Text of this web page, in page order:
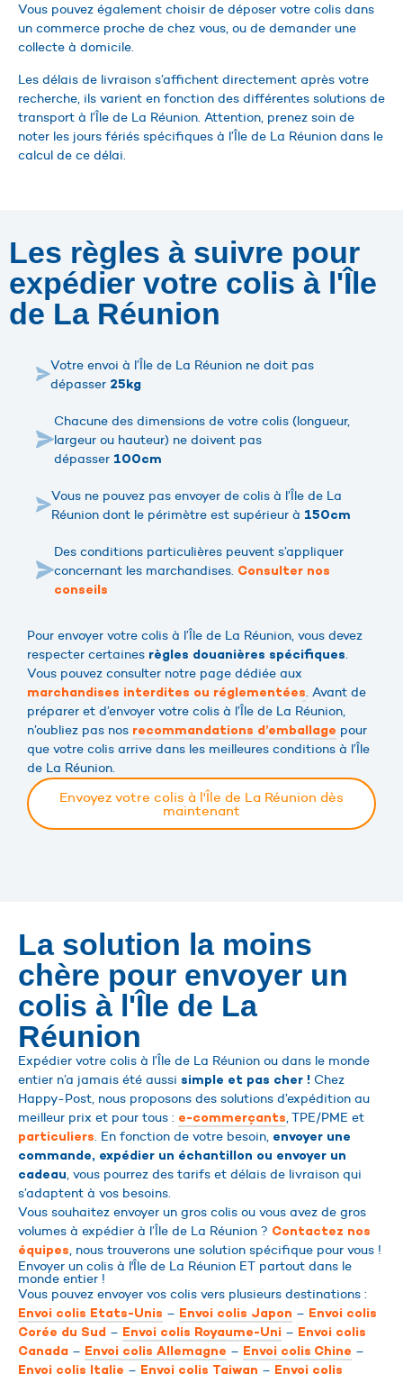
Vous pouvez également choisir de déposer votre colis dans
un commerce proche de chez vous, ou de demander une
collecte à domicile.
Les délais de livraison s’affichent directement après votre
recherche, ils varient en fonction des différentes solutions de
transport à l’Île de La Réunion. Attention, prenez soin de
noter les jours fériés spécifiques à l’Île de La Réunion dans le
calcul de ce délai.
Les règles à suivre pour
expédier votre colis à l'Île
de La Réunion
Votre envoi à l’Île de La Réunion ne doit pas
dépasser 25kg
Chacune des dimensions de votre colis (longueur,
largeur ou hauteur) ne doivent pas
dépasser100cm
Vous ne pouvez pas envoyer de colis à l’Île de La
Réunion dont le périmètre est supérieur à 150cm
Des conditions particulières peuvent s’appliquer
concernant les marchandises. Consulter nos
conseils
Pour envoyer votre colis à l’Île de La Réunion, vous devez
respecter certaines règles douanières spécifiques.
Vous pouvez consulter notre page dédiée aux
marchandises interdites ou réglementées. Avant de
préparer et d’envoyer votre colis à l’Île de La Réunion,
n’oubliez pas nos recommandations d’emballage pour
que votre colis arrive dans les meilleures conditions à l’Île
de La Réunion.
Envoyez votre colis à l'Île de La Réunion dès
maintenant
La solution la moins
chère pour envoyer un
colis à l'Île de La
Réunion
Expédier votre colis à l’Île de La Réunion ou dans le monde
entier n’a jamais été aussi simple et pas cher ! Chez
Happy-Post, nous proposons des solutions d’expédition au
meilleur prix et pour tous : e-commerçants, TPE/PME et
particuliers. En fonction de votre besoin, envoyer une
commande, expédier un échantillon ou envoyer un
cadeau, vous pourrez des tarifs et délais de livraison qui
s’adaptent à vos besoins.
Vous souhaitez envoyer un gros colis ou vous avez de gros
volumes à expédier à l’Île de La Réunion ? Contactez nos
équipes, nous trouverons une solution spécifique pour vous !
Envoyer un colis à l'Île de La Réunion ET partout dans le
monde entier !
Vous pouvez envoyer vos colis vers plusieurs destinations :
Envoi colis Etats-Unis – Envoi colis Japon – Envoi colis
Corée du Sud – Envoi colis Royaume-Uni – Envoi colis
Canada – Envoi colis Allemagne – Envoi colis Chine –
Envoi colis Italie – Envoi colis Taiwan – Envoi colis